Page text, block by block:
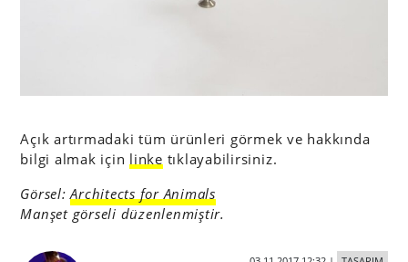
Açık artırmadaki tüm ürünleri görmek ve hakkında
bilgi almak için linke tıklayabilirsiniz.
Görsel:Architects for Animals
Manşet görseli düzenlenmiştir.